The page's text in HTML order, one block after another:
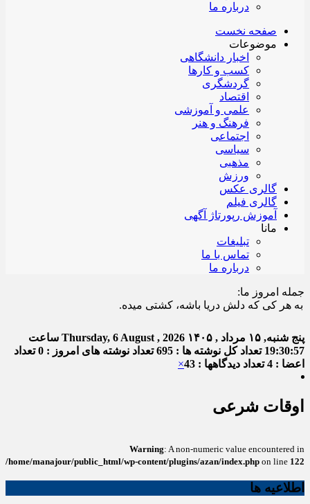
درباره ما
صفحه نخست
موضوعات
اخبار دانشگاهی
کسب و کارها
گردشگری
اقتصاد
علمی و آموزشی
فرهنگ و هنر
اجتماعی
سیاسی
مذهبی
ورزش
گالری عکس
گالری فیلم
آموزش رپورتاژ آگهی
مانا
تبلیغات
تماس با ما
درباره ما
جمله امروز ما:
کی که دلش دریا باشه، کشتی میده.
پنج شنبه, ۱۵ مرداد , ۱۴۰۵ Thursday, 6 August , 2026 ساعت
19:30:58 تعداد کل نوشته ها : 695 تعداد نوشته های امروز : 0
تعداد
اعضا : 4
تعداد دیدگاهها : 43 ×
اوقات شرعی
Warning: A non-numeric value encountered in
/home/manajour/public_html/wp-content/plugins/azan/index.php on line 122
اطلاعیه ها